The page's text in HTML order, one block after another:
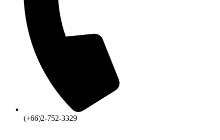
(+66)2-752-3329